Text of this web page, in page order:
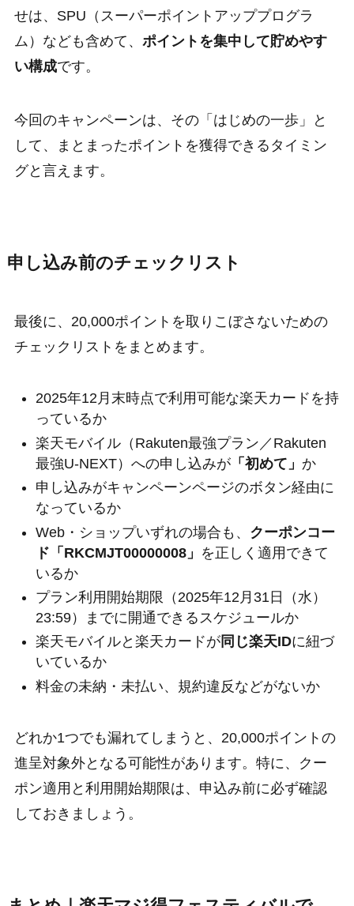
せは、SPU（スーパーポイントアッププログラ
ム）なども含めて、 ポイントを集中して貯めやす
い構成です。
今回のキャンペーンは、その「はじめの一歩」と
して、まとまったポイントを獲得できるタイミン
グと言えます。
申し込み前のチェックリスト
最後に、20,000ポイントを取りこぼさないための
チェックリストをまとめます。
2025年12月末時点で利用可能な楽天カードを持
っているか
楽天モバイル（Rakuten最強プラン／Rakuten
最強U-NEXT）への申し込みが「初めて」 か
申し込みがキャンペーンページのボタン経由に
なっているか
Web・ショップいずれの場合も、 クーポンコー
ド「RKCMJT00000008」 を正しく適用できて
いるか
プラン利用開始期限（2025年12月31日（水）
23:59）までに開通できるスケジュールか
楽天モバイルと楽天カードが同じ楽天IDに紐づ
いているか
料金の未納・未払い、規約違反などがないか
どれか1つでも漏れてしまうと、20,000ポイントの
進呈対象外となる可能性があります。特に、クー
ポン適用と利用開始期限は、申込み前に必ず確認
しておきましょう。